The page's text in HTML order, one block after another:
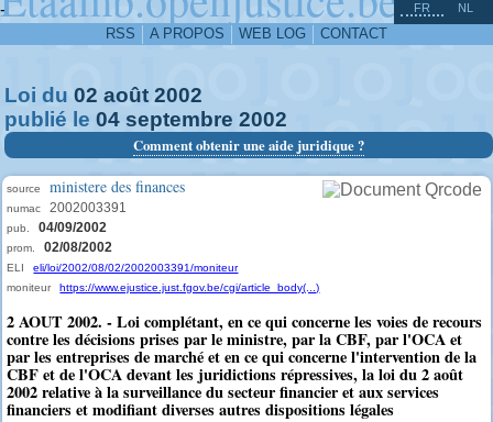
-
RSS A PROPOS WEB LOG CONTACT
FR NL
Loi du 02 août 2002
publié le 04 septembre 2002
Comment obtenir une aide juridique ?
source ministere des finances
numac 2002003391
pub. 04/09/2002
prom. 02/08/2002
ELI
eli/loi/2002/08/02/2002003391/moniteur
moniteur
https://www.ejustice.just.fgov.be/cgi/article_body(...)
2 AOUT 2002. - Loi complétant, en ce qui concerne les voies de recours
contre les décisions prises par le ministre, par la CBF, par l'OCA et
par les entreprises de marché et en ce qui concerne l'intervention de la
CBF et de l'OCA devant les juridictions répressives, la loi du 2 août
2002 relative à la surveillance du secteur financier et aux services
financiers et modifiant diverses autres dispositions légales
^